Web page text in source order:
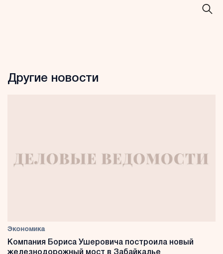
Другие новости
Экономика
Компания Бориса Ушеровича построила новый
железнодорожный мост в Забайкалье